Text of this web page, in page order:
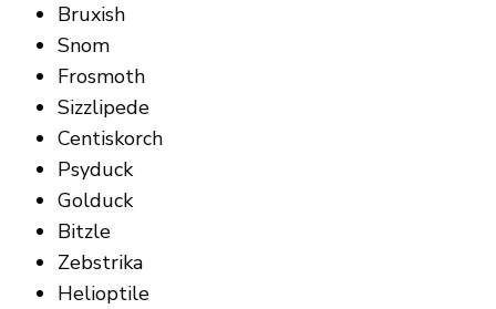
Bruxish
Snom
Frosmoth
Sizzlipede
Centiskorch
Psyduck
Golduck
Bitzle
Zebstrika
Helioptile